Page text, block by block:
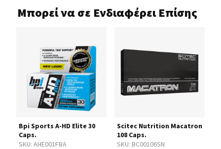
Μπορεί να σε Ενδιαφέρει Επίσης
SKU: AHE001FBA
Bpi Sports A-HD Elite 30
Caps.
SKU: BC00106SN
Scitec Nutrition Macatron
108 Caps.